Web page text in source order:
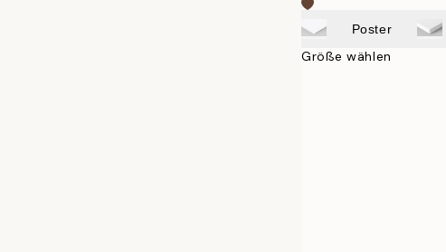
Poster
Größe wählen